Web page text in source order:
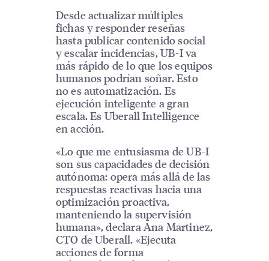
Desde actualizar múltiples
fichas y responder reseñas
hasta publicar contenido social
y escalar incidencias, UB-I va
más rápido de lo que los equipos
humanos podrían soñar. Esto
no es automatización. Es
ejecución inteligente a gran
escala. Es Uberall Intelligence
en acción.
«Lo que me entusiasma de UB-I
son sus capacidades de decisión
autónoma: opera más allá de las
respuestas reactivas hacia una
optimización proactiva,
manteniendo la supervisión
humana», declara Ana Martinez,
CTO de Uberall. «Ejecuta
acciones de forma